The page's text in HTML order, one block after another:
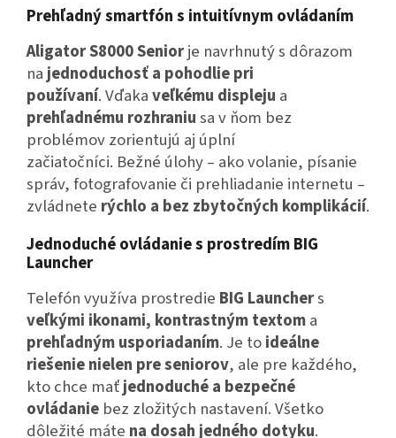
Prehľadný smartfón s intuitívnym ovládaním
Aligator S8000 Seniorje navrhnutý s dôrazom
na jednoduchosť a pohodlie pri
používaní.Vďakaveľkému displeju a
prehľadnému rozhraniusa v ňom bez
problémov zorientujú aj úplní
začiatočníci. Bežné úlohy – ako volanie, písanie
správ, fotografovanie či prehliadanie internetu –
zvládnete rýchlo a bez zbytočných komplikácií.
Jednoduché ovládanie s prostredím BIG
Launcher
Telefón využíva prostredie BIG Launchers
veľkými ikonami, kontrastným textoma
prehľadným usporiadaním. Je toideálne
riešenie nielen pre seniorov, ale pre každého,
kto chce maťjednoduché a bezpečné
ovládanie bez zložitých nastavení.Všetko
dôležité máte na dosah jedného dotyku.